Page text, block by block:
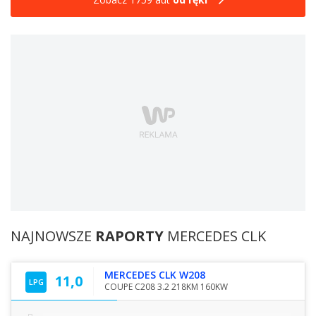
NAJNOWSZE RAPORTY MERCEDES CLK
LPG 11,0 MERCEDES CLK W208
COUPE C208 3.2 218KM 160KW